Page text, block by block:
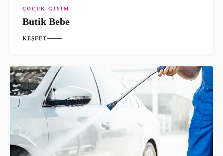
ÇOCUK GIYIM
Butik Bebe
KEŞFET